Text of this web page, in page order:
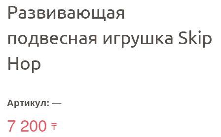
Развивающая
подвесная игрушка Skip
Hop
Артикул: —
7 200